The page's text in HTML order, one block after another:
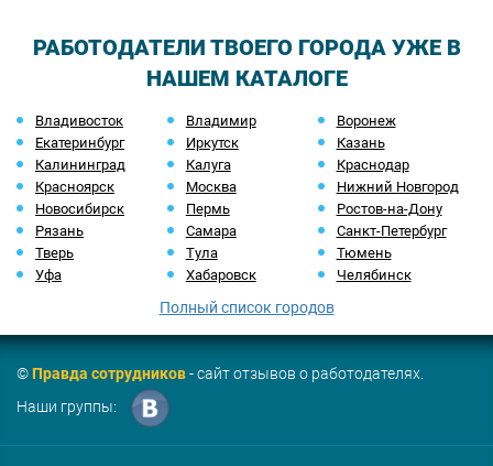
РАБОТОДАТЕЛИ ТВОЕГО ГОРОДА УЖЕ В
НАШЕМ КАТАЛОГЕ
Владивосток Владимир
Воронеж
Екатеринбург
Иркутск
Казань
Калининград
Калуга
Краснодар
Красноярск
Москва
Нижний Новгород
Новосибирск
Пермь
Ростов-на-Дону
Рязань
Самара
Санкт-Петербург
Тверь
Тула
Тюмень
Уфа
Хабаровск Челябинск
Полный список городов
©Правда сотрудников- сайт отзывов о работодателях.
Наши группы: